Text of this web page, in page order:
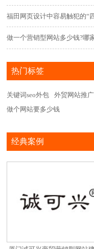
福田网页设计中容易触犯的“
做一个营销型网站多少钱?哪
热门标签
关键词seo外包 外贸网站推广
做个网站要多少钱
经典案例